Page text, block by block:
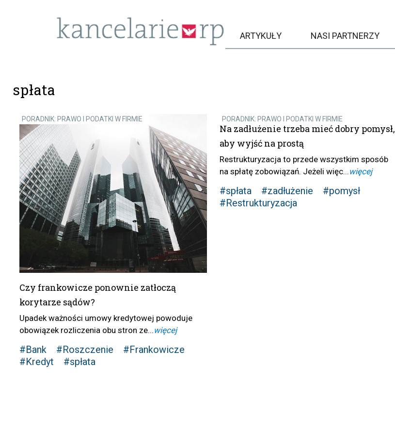
ARTYKUŁY NASI PARTNERZY
spłata
PORADNIK: PRAWO I PODATKI W FIRMIE
Czy frankowicze ponownie zatłoczą
korytarze sądów?
Upadek ważności umowy kredytowej powoduje
obowiązek rozliczenia obu stron ze... więcej
#Bank #Roszczenie
#Frankowicze
#Kredyt
#spłata
PORADNIK: PRAWO I PODATKI W FIRMIE
Na zadłużenie trzeba mieć dobry pomysł,
aby wyjść na prostą
Restrukturyzacja to przede wszystkim sposób
na spłatę zobowiązań. Jeżeli więc...więcej
#spłata #zadłużenie
#pomysł
#Restrukturyzacja